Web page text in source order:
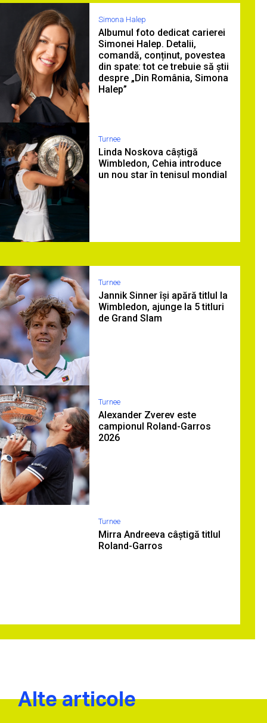
Simona Halep
Albumul foto dedicat carierei
Simonei Halep. Detalii,
comandă, conținut, povestea
din spate: tot ce trebuie să știi
despre „Din România, Simona
Halep”
Turnee
Linda Noskova câștigă
Wimbledon, Cehia introduce
un nou star în tenisul mondial
Turnee
Jannik Sinner își apără titlul la
Wimbledon, ajunge la 5 titluri
de Grand Slam
Turnee
Alexander Zverev este
campionul Roland-Garros
2026
Turnee
Mirra Andreeva câștigă titlul
Roland-Garros
Alte articole